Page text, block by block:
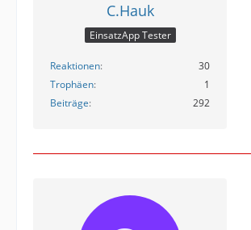
C.Hauk
EinsatzApp Tester
Reaktionen
30
Trophäen
1
Beiträge
292